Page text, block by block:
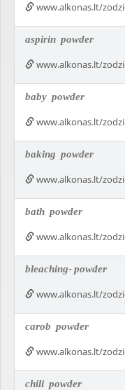
www.alkonas.lt/
aspirin powder
www.alkonas.lt/
baby powder
www.alkonas.lt/
baking powder
www.alkonas.lt/
bath powder
www.alkonas.lt/
bleaching-powder
www.alkonas.lt/
carob powder
www.alkonas.lt/
chili powder